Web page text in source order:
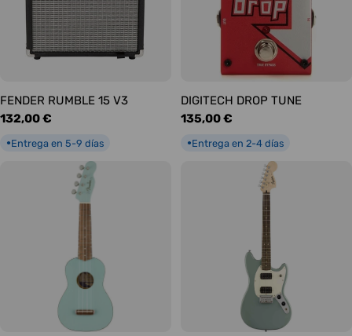
FENDER RUMBLE 15 V3
Precio
132,00 €
●Entrega en 5-9 días
DIGITECH DROP TUNE
Precio
135,00 €
●Entrega en 2-4 días